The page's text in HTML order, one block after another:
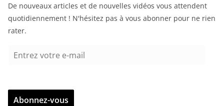
De nouveaux articles et de nouvelles vidéos vous attendent
quotidiennement ! N'hésitez pas à vous abonner pour ne rien
rater.
r
Abonnez-vous